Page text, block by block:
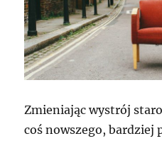
Zmieniając wystrój
coś nowszego, bardziej